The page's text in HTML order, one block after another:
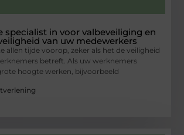
specialist in voor valbeveiliging en
van uw medewerkers
allen tijde voorop, zeker als het de veiligheid
betreft. Als uw werknemers
hoogte werken, bijvoorbeeld